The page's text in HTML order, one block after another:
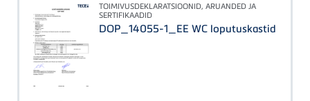
TOIMIVUSDEKLARATSIOONID, ARUANDED JA
SERTIFIKAADID
DOP_14055-1_EE WC loputuskastid